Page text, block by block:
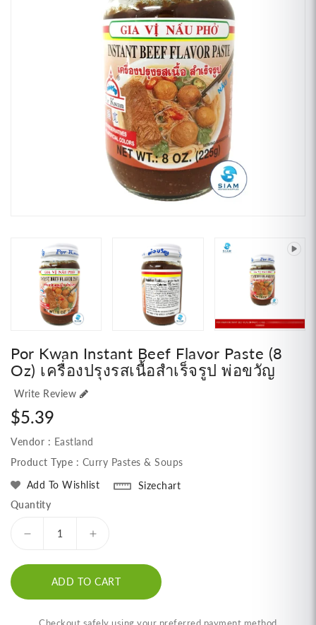
Por Kwan Instant Beef Flavor Paste (8
Oz) เครื่องปรุงรสเนื้อสำเร็จรูป พ่อขวัญ
Write Review
Regular
price
$5.39
Vendor : Eastland
Product Type : Curry Pastes & Soups
Add To Wishlist
Sizechart
Quantity
Decrease
for
Kwan
Increase
Por
Kwan
ADD TO CART